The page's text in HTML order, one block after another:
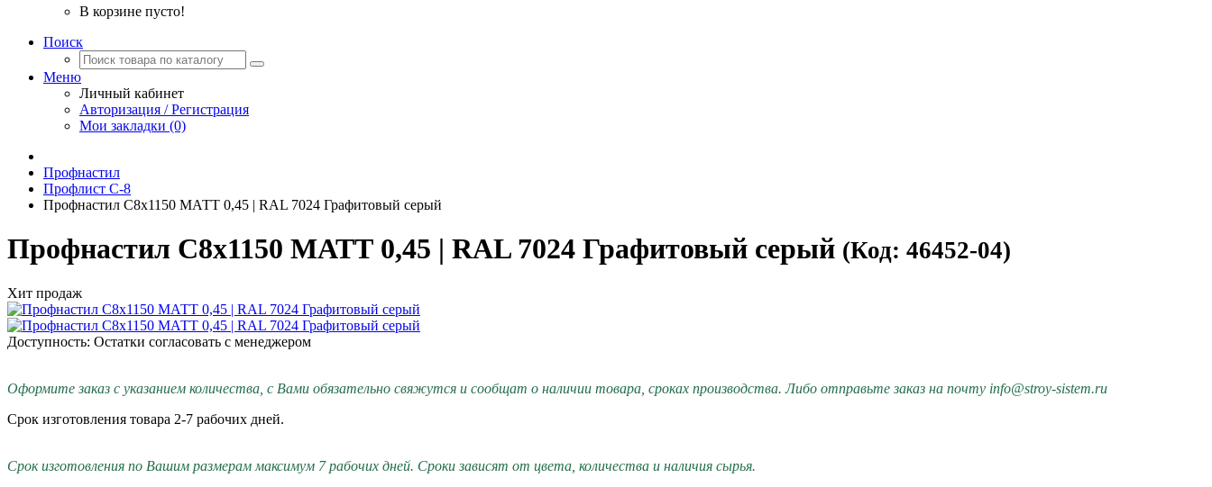
В корзине пусто!
Поиск
Меню
Личный кабинет
Авторизация / Регистрация
Мои закладки (0)
Профнастил
Профлист С-8
Профнастил С8х1150 МАТТ 0,45 | RAL 7024 Графитовый серый
Профнастил С8х1150 МАТТ 0,45 | RAL 7024 Графитовый серый (Код: 46452-04)
Хит продаж
Доступность: Остатки согласовать с менеджером
Оформите заказ с указанием количества, с Вами обязательно свяжутся и сообщат о наличии товара, сроках производства. Либо отправьте заказ на почту info@stroy-sistem.ru
Срок изготовления товара 2-7 рабочих дней.
Срок изготовления по Вашим размерам максимум 7 рабочих дней. Сроки зависят от цвета, количества и наличия сырья.